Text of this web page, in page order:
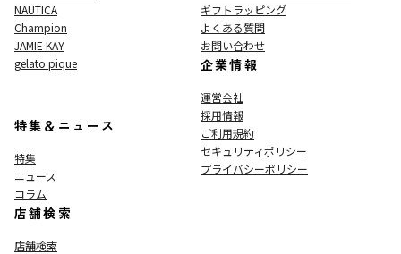
NAUTICA
Champion
JAMIE KAY
gelato pique
特集＆ニュース
特集
ニュース
コラム
店舗検索
店舗検索
ギフトラッピング
よくある質問
お問い合わせ
企業情報
運営会社
採用情報
ご利用規約
セキュリティポリシー
プライバシーポリシー